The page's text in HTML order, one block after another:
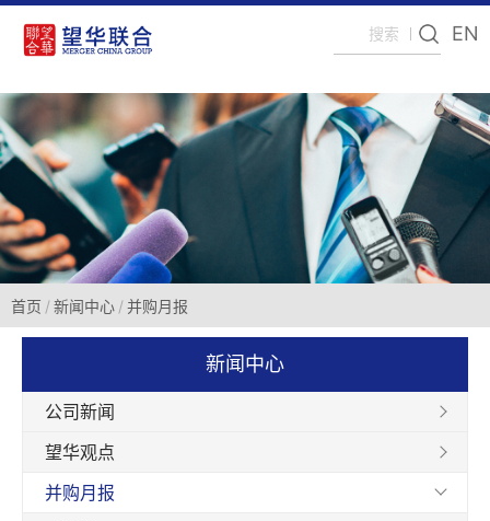
EN
首页 新闻中心 并购月报
新闻中心
公司新闻
望华观点
并购月报